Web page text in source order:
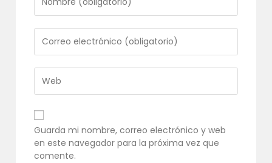
tu
nombre
o
nombre
de
usuario
para
comentar
tu
dirección
de
correo
electrónico
para
comentar
URL
de
tu
web
(opcional)
Guarda mi nombre, correo electrónico y web
en este navegador para la próxima vez que
comente.